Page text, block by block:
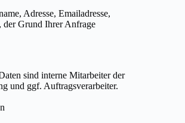
Adresse, Emailadresse,
der Grund Ihrer Anfrage
sind interne Mitarbeiter der
und ggf. Auftragsverarbeiter.